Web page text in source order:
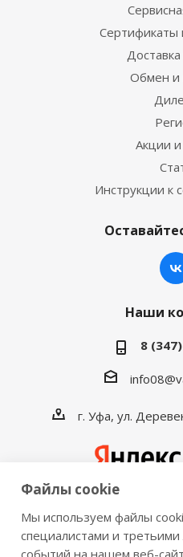
Сертификаты
Обмен и
Акции и
Инструкции к
Наши
8
г. Уфа, ул.
2016-2026 ©
Файлы cookie
Мы используем файлы
специалистами и
событий на нашем веб-